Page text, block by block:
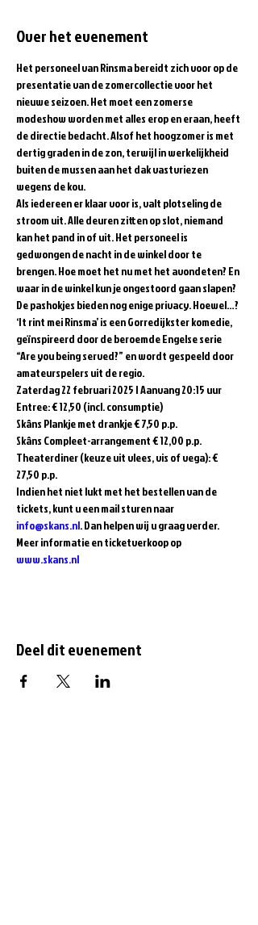
Over het evenement
Het personeel van Rinsma bereidt zich voor op de
presentatie van de zomercollectie voor het
nieuwe seizoen. Het moet een zomerse
modeshow worden met alles erop en eraan, heeft
de directie bedacht. Alsof het hoogzomer is met
dertig graden in de zon, terwijl in werkelijkheid
buiten de mussen aan het dak vastvriezen
wegens de kou.
Als iedereen er klaar voor is, valt plotseling de
stroom uit. Alle deuren zitten op slot, niemand
kan het pand in of uit. Het personeel is
gedwongen de nacht in de winkel door te
brengen. Hoe moet het nu met het avondeten? En
waar in de winkel kun je ongestoord gaan slapen?
De pashokjes bieden nog enige privacy. Hoewel…?
‘It rint mei Rinsma’ is een Gorredijkster komedie,
geïnspireerd door de beroemde Engelse serie
“Are you being served?” en wordt gespeeld door
amateurspelers uit de regio.
Zaterdag 22 februari 2025 | Aanvang 20:15 uur
Entree: € 12,50 (incl. consumptie)
Skâns Plankje met drankje € 7,50 p.p.
Skâns Compleet-arrangement € 12,00 p.p.
Theaterdiner (keuze uit vlees, vis of vega): €
27,50 p.p.
Indien het niet lukt met het bestellen van de
tickets, kunt u een mail sturen naar
info@skans.nl. Dan helpen wij u graag verder.
Meer informatie en ticketverkoop op
www.skans.nl
Deel dit evenement